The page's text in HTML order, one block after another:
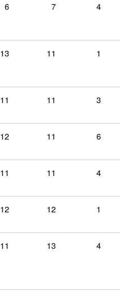
6 7 4
13 11 1
11 11 3
12 11 6
11 11 4
12 12 1
11 13 4